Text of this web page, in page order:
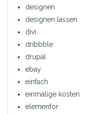
designen
designen lassen
divi
dribbble
drupal
ebay
einfach
einmalige kosten
elementor